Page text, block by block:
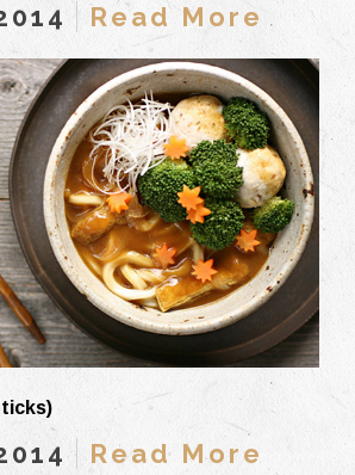
Read More
Read More